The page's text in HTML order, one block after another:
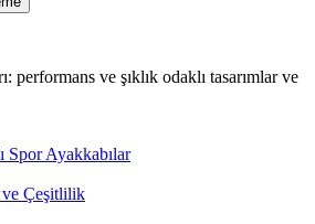
performans ve şıklık odaklı tasarımlar ve
Spor Ayakkabılar
ve Çeşitlilik